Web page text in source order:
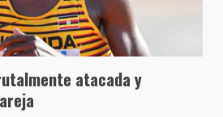
atacada y